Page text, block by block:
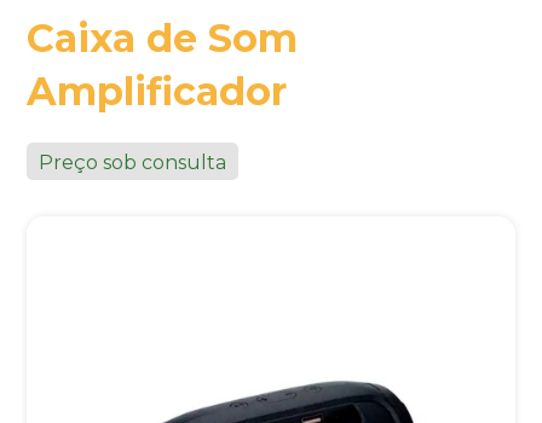
Caixa de Som
Amplificador
Preço sob consulta